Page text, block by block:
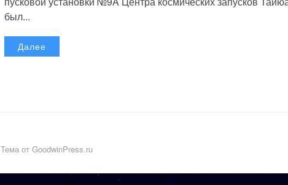
был...
Далее
Тема от GoodwinPress.ru